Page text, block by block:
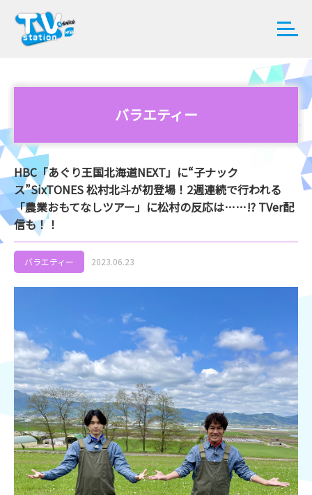
バラエティー
HBC「あぐり王国北海道NEXT」に“子ナック
ス”SixTONES 松村北斗が初登場！2週連続で行われる
「農業おもてなしツアー」に松村の反応は……!? TVer配
信も！！
バラエティー 2023.06.23